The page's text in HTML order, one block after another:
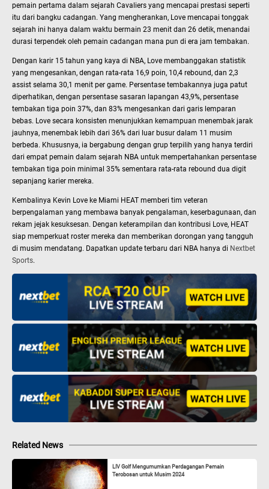
pemain pertama dalam sejarah Cavaliers yang mencapai prestasi seperti
itu dari bangku cadangan. Yang mengherankan, Love mencapai tonggak
sejarah ini hanya dalam waktu bermain 23 menit dan 26 detik, menandai
durasi terpendek oleh pemain cadangan mana pun di era jam tembakan.
Dengan karir 15 tahun yang kaya di NBA, Love membanggakan statistik
yang mengesankan, dengan rata-rata 16,9 poin, 10,4 rebound, dan 2,3
assist selama 30,1 menit per game. Persentase tembakannya juga patut
diperhatikan, dengan persentase sasaran lapangan 43,9%, persentase
tembakan tiga poin 37%, dan 83% mengesankan dari garis lemparan
bebas. Love secara konsisten menunjukkan kemampuan menembak jarak
jauhnya, menembak lebih dari 36% dari luar busur dalam 11 musim
berbeda. Khususnya, ia bergabung dengan grup terpilih yang hanya terdiri
dari empat pemain dalam sejarah NBA untuk mempertahankan persentase
tembakan tiga poin minimal 35% sementara rata-rata rebound dua digit
sepanjang karier mereka.
Kembalinya Kevin Love ke Miami HEAT memberi tim veteran
berpengalaman yang membawa banyak pengalaman, keserbagunaan, dan
rekam jejak kesuksesan. Dengan keterampilan dan kontribusi Love, HEAT
siap memperkuat roster mereka dan memberikan dorongan yang tangguh
di musim mendatang. Dapatkan update terbaru dari NBA hanya di Nextbet
Sports.
Related News
LIV Golf Mengumumkan Perdagangan Pemain
Terobosan untuk Musim 2024